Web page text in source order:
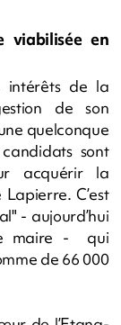
viabilisée en
intérêts de la
de son
quelconque
sont
acquérir la
C’est
- aujourd’hui
maire - qui
de 66 000